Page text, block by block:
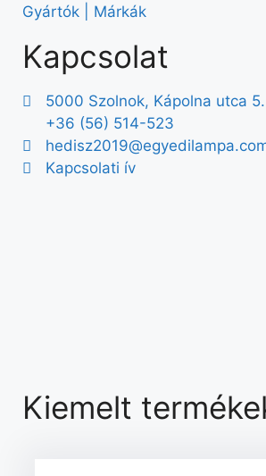
Gyártók | Márkák
Kapcsolat
5000 Szolnok, Kápolna utca 5.
+36 (56) 514-523
Kapcsolati ív
Kiemelt